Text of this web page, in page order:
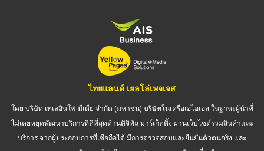
ไทยแลนด์ เยลโล่เพจเจส
โดย บริษัท เทเลอินโฟ มีเดีย จำกัด (มหาชน) บริษัทในเครือเอไอเอส ในฐานะผู้นำที่
ไม่เคยหยุดพัฒนาบริการที่ดีที่สุดด้านดิจิทัล มาร์เก็ตติ้ง ผ่านเว็บไซต์รวมสินค้าและ
บริการ จากผู้ประกอบการที่เชื่อถือได้ มีการตรวจสอบและยืนยันตัวตนจริง และ